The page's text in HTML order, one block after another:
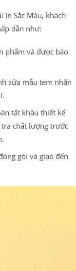
In Sắc Màu, khách
dẫn như:
phẩm và được báo
sửa mẫu tem nhãn
tất khâu thiết kế
chất lượng trước
gói và giao đến